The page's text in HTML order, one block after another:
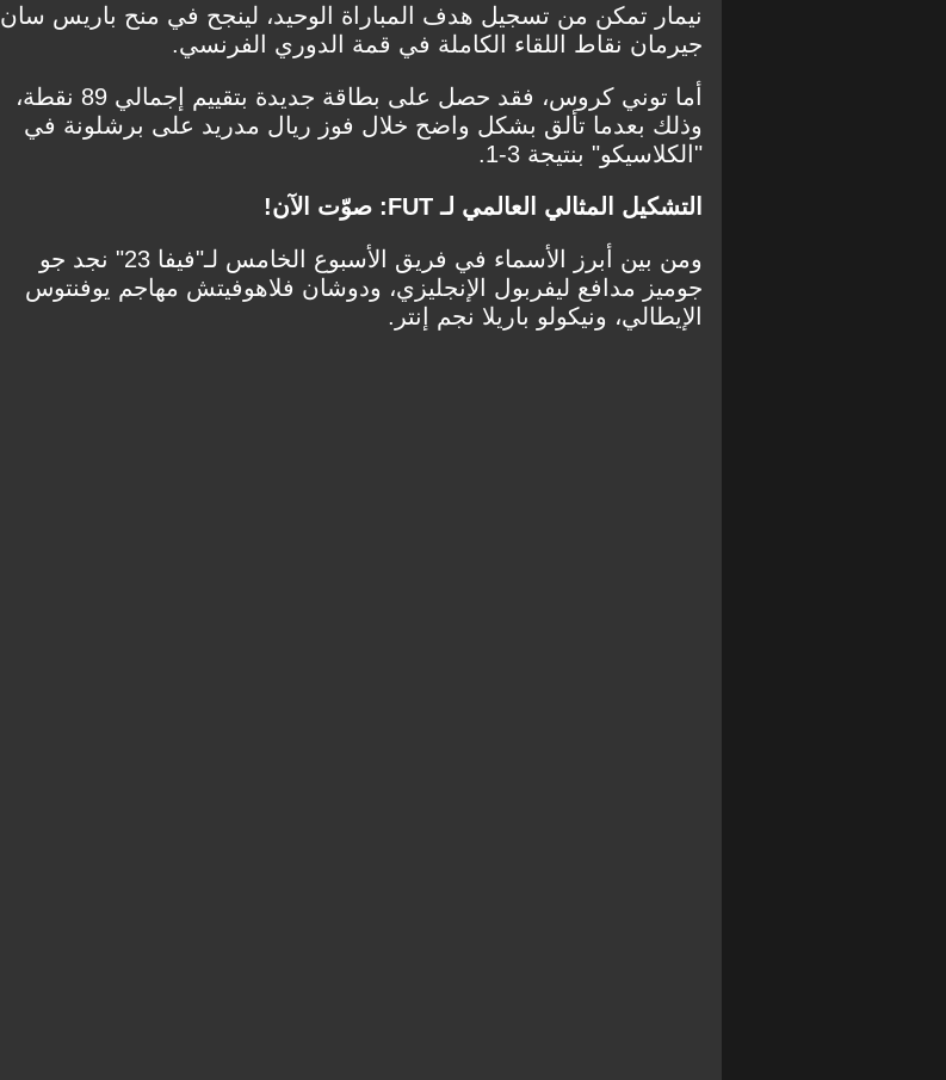
نيمار تمكن من تسجيل هدف المباراة الوحيد، لينجح في منح باريس سان
جيرمان نقاط اللقاء الكاملة في قمة الدوري الفرنسي.
أما توني كروس، فقد حصل على بطاقة جديدة بتقييم إجمالي 89 نقطة،
وذلك بعدما تألق بشكل واضح خلال فوز ريال مدريد على برشلونة في
"الكلاسيكو" بنتيجة 3-1.
التشكيل المثالي العالمي لـ FUT: صوّت الآن!
ومن بين أبرز الأسماء في فريق الأسبوع الخامس لـ"فيفا 23" نجد جو
جوميز مدافع ليفربول الإنجليزي، ودوشان فلاهوفيتش مهاجم يوفنتوس
الإيطالي، ونيكولو باريلا نجم إنتر.